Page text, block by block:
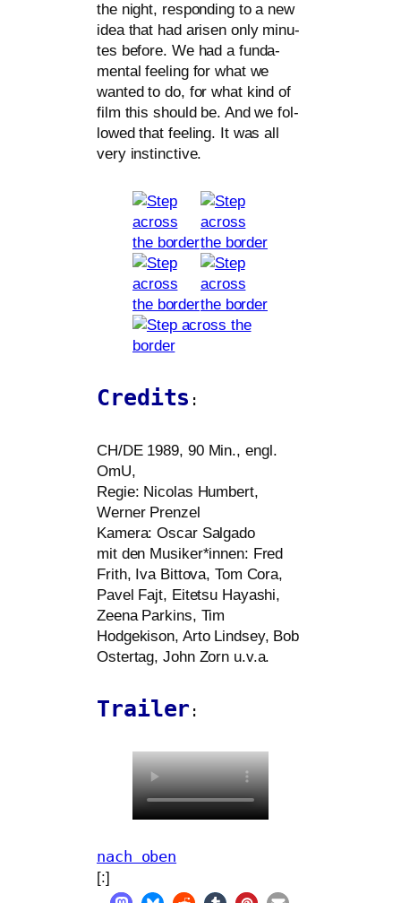
the night, respon­ding to a new
idea that had ari­sen only minu­
tes befo­re. We had a fun­da­
men­tal fee­ling for what we
wan­ted to do, for what kind of
film this should be. And we fol­
lo­wed that fee­ling. It was all
very instinctive.
Credits :
CH/DE1989, 90 Min., engl.
OmU,
Regie: Nicolas Humbert,
Werner Prenzel
Kamera: Oscar Salgado
mit den Musiker*innen: Fred
Frith, Iva Bittova, Tom Cora,
Pavel Fajt, Eitetsu Hayashi,
Zeena Parkins, Tim
Hodgekison, Arto Lindsey, Bob
Ostertag, John Zorn u.v.a.
Trailer :
nach oben
[:]